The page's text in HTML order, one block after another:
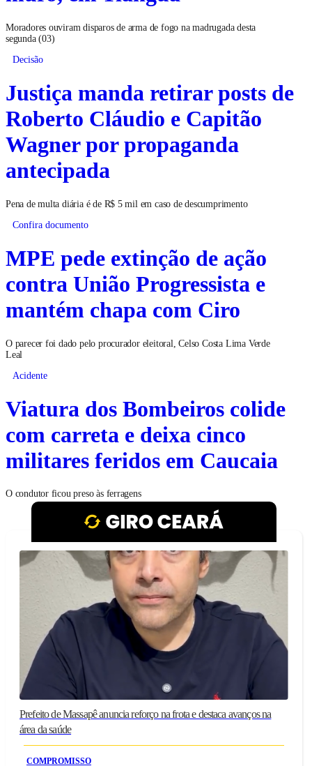
Moradores ouviram disparos de arma de fogo na madrugada desta
segunda (03)
Decisão
Justiça manda retirar posts de
Roberto Cláudio e Capitão
Wagner por propaganda
antecipada
Pena de multa diária é de R$ 5 mil em caso de descumprimento
Confira documento
MPE pede extinção de ação
contra União Progressista e
mantém chapa com Ciro
O parecer foi dado pelo procurador eleitoral, Celso Costa Lima Verde
Leal
Acidente
Viatura dos Bombeiros colide
com carreta e deixa cinco
militares feridos em Caucaia
O condutor ficou preso às ferragens
Prefeito de Massapê anuncia reforço na frota e destaca avanços na
área da saúde
COMPROMISSO